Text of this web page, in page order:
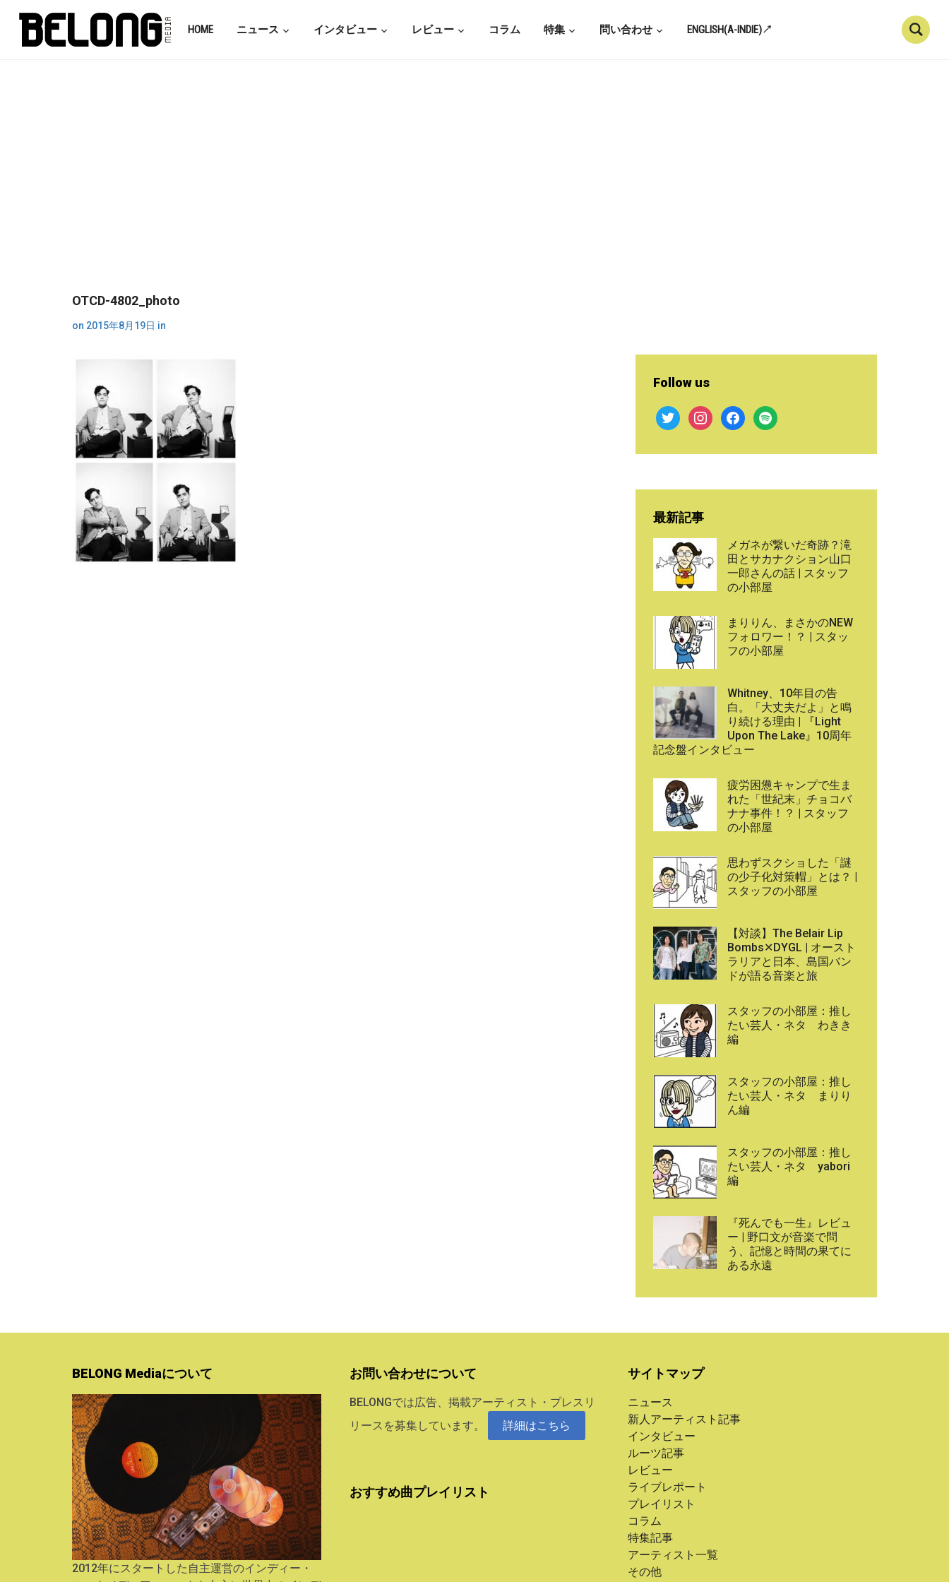
HOME ニュース インタビュー レビュー コラム 特集 問い合わせ ENGLISH(A-INDIE)↗
OTCD-4802_photo
on 2015年8月19日 in
Follow us
twitter instagramfacebook
spotify
最新記事
メガネが繋いだ奇跡？滝
田とサカナクション山口
一郎さんの話 | スタッフ
の小部屋
まりりん、まさかのNEW
フォロワー！？ | スタッ
フの小部屋
Whitney、10年目の告
白。「大丈夫だよ」と鳴
り続ける理由 | 『Light
Upon The Lake』10周年
記念盤インタビュー
疲労困憊キャンプで生ま
れた「世紀末」チョコバ
ナナ事件！？ | スタッフ
の小部屋
思わずスクショした「謎
の少子化対策帽」とは？ |
スタッフの小部屋
【対談】The Belair Lip
Bombs✕DYGL | オースト
ラリアと日本、島国バン
ドが語る音楽と旅
スタッフの小部屋：推し
たい芸人・ネタ わきき
編
スタッフの小部屋：推し
たい芸人・ネタ まりり
ん編
スタッフの小部屋：推し
たい芸人・ネタ yabori
編
『死んでも一生』レビュ
ー | 野口文が音楽で問
う、記憶と時間の果てに
ある永遠
BELONG Mediaについて
2012年にスタートした自主運営のインディー・
お問い合わせについて
BELONGでは広告、掲載アーティスト・プレスリ
リースを募集しています。
詳細はこちら
おすすめ曲プレイリスト
サイトマップ
ニュース
新人アーティスト記事
インタビュー
ルーツ記事
レビュー
ライブレポート
プレイリスト
コラム
特集記事
アーティスト一覧
その他